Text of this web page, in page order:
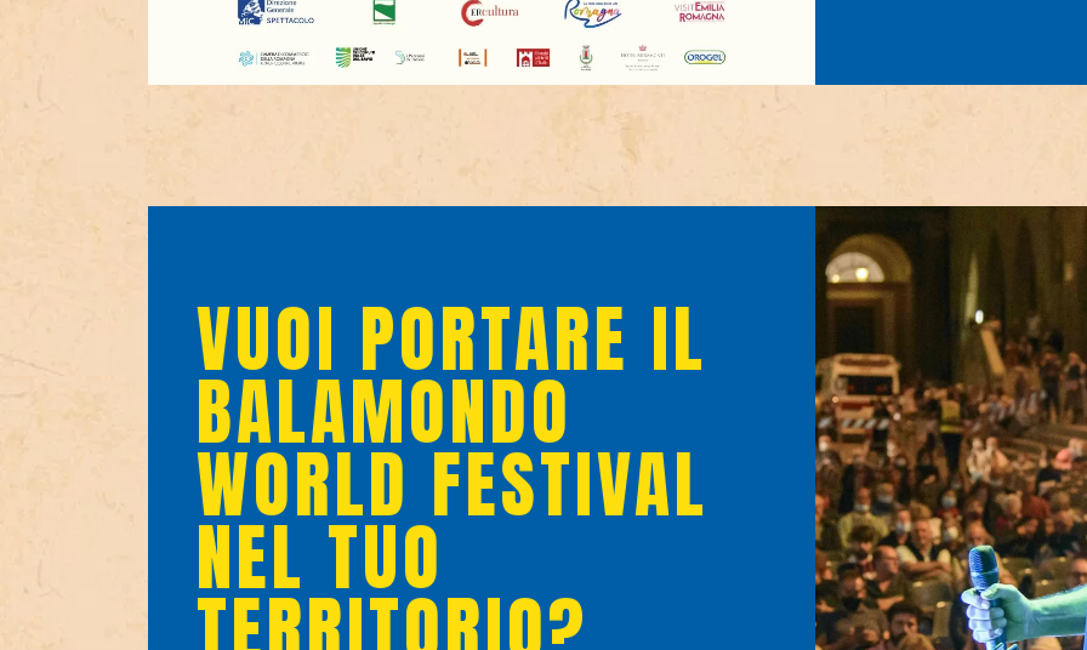
VUOI PORTARE IL
BALAMONDO
WORLD FESTIVAL
NEL TUO